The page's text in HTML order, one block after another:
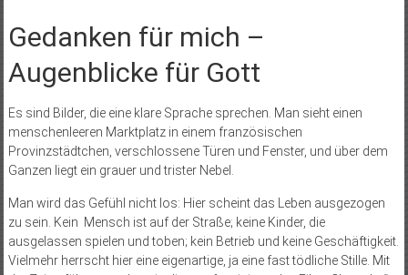
Gedanken für mich ­–
Augenblicke für Gott
Es sind Bilder, die eine klare Sprache sprechen. Man sieht einen
menschenleeren Marktplatz in einem französischen
Provinzstädtchen, verschlossene Türen und Fenster, und über dem
Ganzen liegt ein grauer und trister Nebel.
Man wird das Gefühl nicht los: Hier scheint das Leben ausgezogen
zu sein. Kein Mensch ist auf der Straße; keine Kinder, die
ausgelassen spielen und toben; kein Betrieb und keine Geschäftigkeit.
Vielmehr herrscht hier eine eigenartige, ja eine fast tödliche Stille. Mit